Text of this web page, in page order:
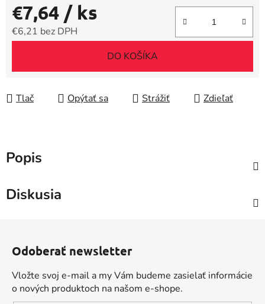
€7,64 / ks
€6,21 bez DPH
DO KOŠÍKA
Tlač Opýtať sa Strážiť Zdieľať
Popis
Diskusia
Odoberať newsletter
Vložte svoj e-mail a my Vám budeme zasielať informácie
o nových produktoch na našom e-shope.